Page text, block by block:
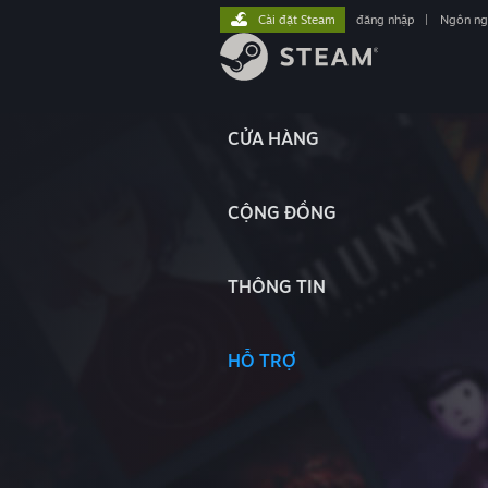
CỬA HÀNG
CỘNG ĐỒNG
THÔNG TIN
HỖ TRỢ
Cài đặt Steam đăng nhập Ngôn